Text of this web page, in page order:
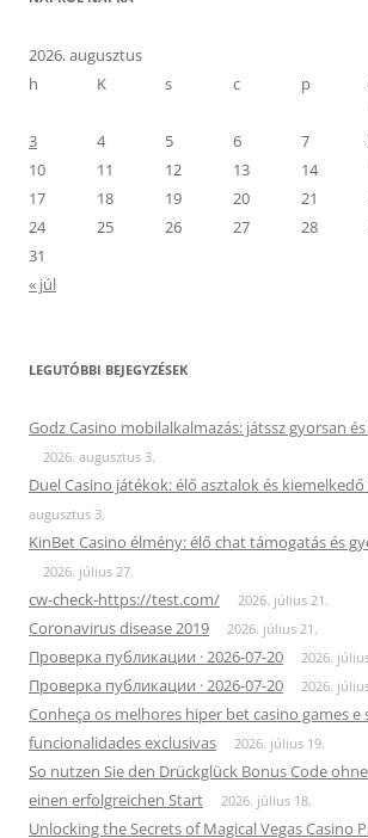
2026. augusztus
h
K s c p
3
4 5 6 7
10
11 12 13 14
17
18 19 20 21
24
25 26 27 28
31
« júl
LEGUTÓBBI BEJEGYZÉSEK
Godz Casino mobilalkalmazás: játssz gyorsan
2026. augusztus 3.
Duel Casino játékok: élő asztalok és
augusztus 3.
KinBet Casino élmény: élő chat támogatás és
2026. július 27.
cw-check-https://test.com/ 2026. július 21.
Coronavirus disease 2019 2026. július 21.
Проверка публикации · 2026-07-20 2026.
Проверка публикации · 2026-07-20 2026.
Conheça os melhores hiper bet casino games e
funcionalidades exclusivas
2026. július 19.
So nutzen Sie den Drückglück Bonus Code
einen erfolgreichen Start
2026. július 18.
Unlocking the Secrets of Magical Vegas Casino